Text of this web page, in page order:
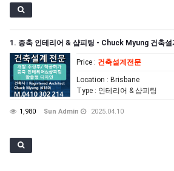
1. 증축 인테리어 & 샵피팅 - Chuck Myung 건축설
Price : 건축설계전문
Location : Brisbane
Type : 인테리어 & 샵피팅
1,980 Sun Admin 2025.04.10